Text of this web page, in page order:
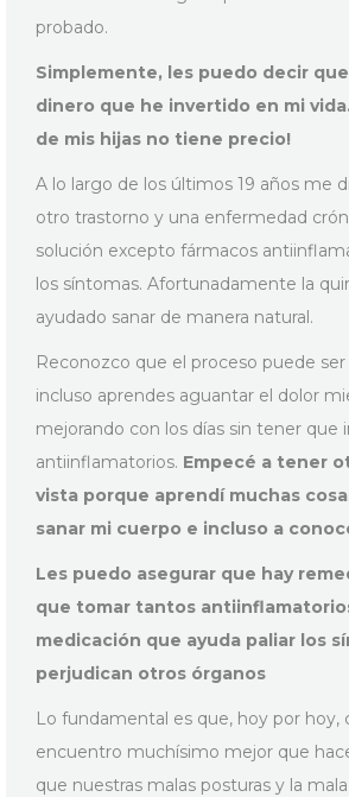
probado.
Simplemente, les puedo decir
dinero que he invertido en mi vida.
de mis hijas no tiene precio!
A lo largo de los últimos 19 años me
otro trastorno y una enfermedad
solución excepto fármacos
los síntomas. Afortunadamente la
ayudado sanar de manera natural.
Reconozco que el proceso puede
incluso aprendes aguantar el dolor
mejorando con los días sin tener que
antiinflamatorios. Empecé a tener
vista porque aprendí muchas
sanar mi cuerpo e incluso a
Les puedo asegurar que hay
que tomar tantos
medicación que ayuda paliar los
perjudican otros órganos
Lo fundamental es que, hoy por hoy,
encuentro muchísimo mejor que
que nuestras malas posturas y la